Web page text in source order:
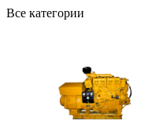
Все категории